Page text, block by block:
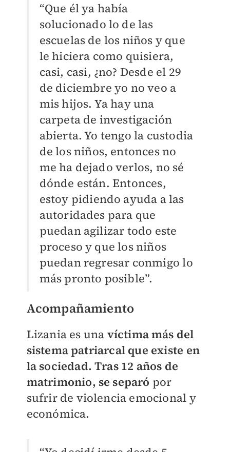
“Que él ya había
solucionado lo de las
escuelas de los niños y que
le hiciera como quisiera,
casi, casi, ¿no? Desde el 29
de diciembre yo no veo a
mis hijos. Ya hay una
carpeta de investigación
abierta. Yo tengo la custodia
de los niños, entonces no
me ha dejado verlos, no sé
dónde están. Entonces,
estoy pidiendo ayuda a las
autoridades para que
puedan agilizar todo este
proceso y que los niños
puedan regresar conmigo lo
más pronto posible”.
Acompañamiento
Lizania es una víctima más del
sistema patriarcal que existe en
la sociedad. Tras 12 años de
matrimonio, se separó por
sufrir de violencia emocional y
económica.